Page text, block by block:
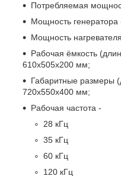
Потребляемая
Мощность генератора
Мощность
Рабочая ёмкость
610x505x200 мм;
Габаритные размеры
720x550x400 мм;
Рабочая частота -
28 кГц
35 кГц
60 кГц
120 кГц